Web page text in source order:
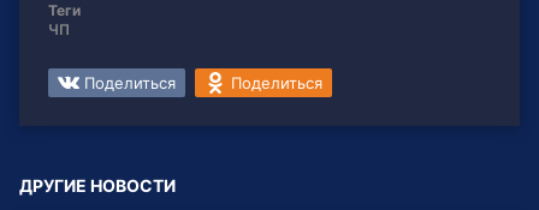
Теги
ЧП
Поделиться Поделиться
ДРУГИЕ НОВОСТИ